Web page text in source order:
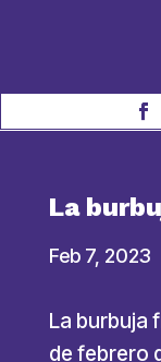
La
Feb 7, 2023
La burbuja
de febrero